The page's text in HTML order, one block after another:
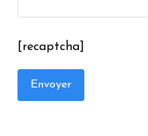
[recaptcha]